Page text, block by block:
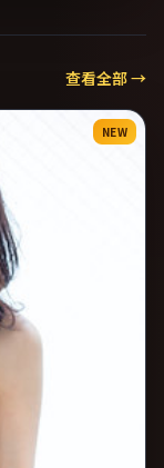
查看全部 →
NEW